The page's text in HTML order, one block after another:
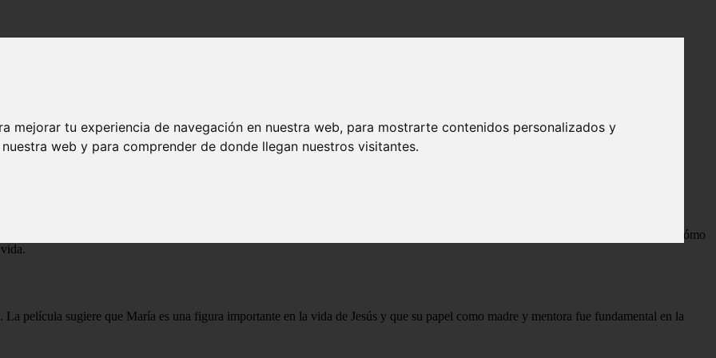
mejorar tu experiencia de navegación en nuestra web, para mostrarte contenidos personalizados y
web y para comprender de donde llegan nuestros visitantes.
desde su juventud hasta su muerte. La película muestra cómo María se convierte en la elegida de Dios para dar a luz al Mesías y cómo
película sugiere que María es una figura importante en la vida de Jesús y que su papel como madre y mentora fue fundamental en la